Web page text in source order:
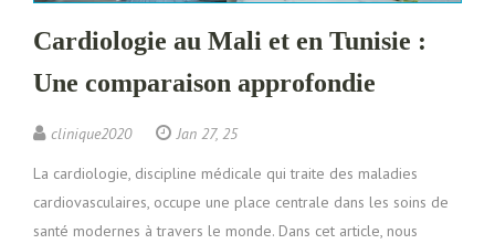
Cardiologie au Mali et en Tunisie :
Une comparaison approfondie
clinique2020
Jan 27, 25
La cardiologie, discipline médicale qui traite des maladies
cardiovasculaires, occupe une place centrale dans les soins de
santé modernes à travers le monde. Dans cet article, nous